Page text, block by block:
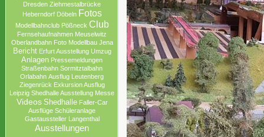
Dresden Ziehmestalbrücke
Heberndorf Döbeln Fotos
Modellbahnclub Pößneck Club
Fernsehaufnahmen Meuselwitz
Oberlandbahn Foto Modellbau Jena
Bericht Erfurt Ausstellung Umzug
Anlagen Pressemeldungen
Straßenbahn Sormitztalbahn
Orlabahn Ausflug Leutenberg
Ziegenrück Exkursion Ausflug
Leipzig Shedhalle Ausstellung Messe
Videos Shedhalle Faller-Car
Ausflüge Schüleranlage
Gastaussteller Langenthal
Ausstellungen